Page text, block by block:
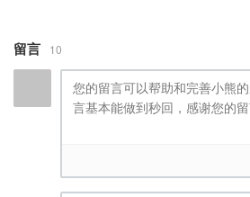
留言 10